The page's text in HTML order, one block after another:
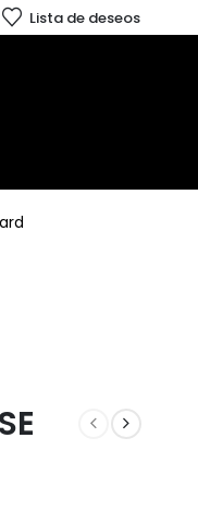
Lista de deseos